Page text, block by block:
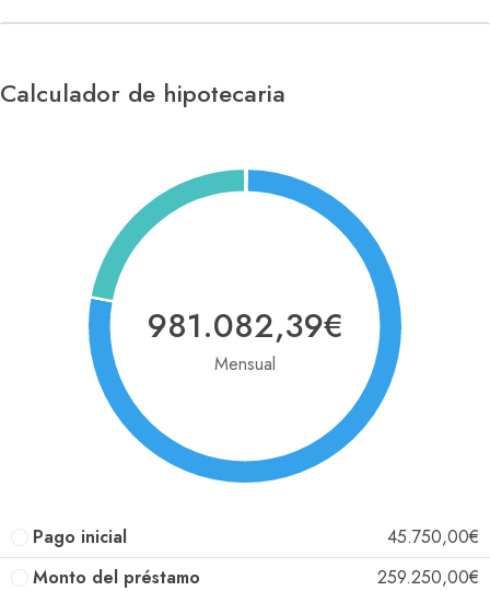
Calculador de hipotecaria
981.082,39€
Mensual
Pago inicial
45.750,00€
Monto del préstamo
259.250,00€